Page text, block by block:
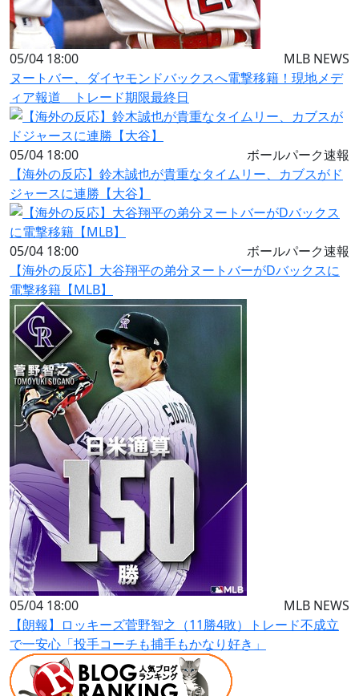
05/04 18:00
MLB NEWS
ヌートバー、ダイヤモンドバックスへ電撃移籍！現地メデ
ィア報道 トレード期限最終日
05/04 18:00
ボールパーク速報
【海外の反応】鈴木誠也が貴重なタイムリー、カブスがド
ジャースに連勝【大谷】
05/04 18:00
ボールパーク速報
【海外の反応】大谷翔平の弟分ヌートバーがDバックスに
電撃移籍【MLB】
05/04 18:00
MLB NEWS
【朗報】ロッキーズ菅野智之（11勝4敗）トレード不成立
で一安心「投手コーチも捕手もかなり好き」